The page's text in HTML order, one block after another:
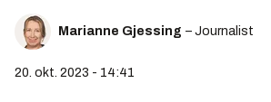
Marianne Gjessing – Journalist
20. okt. 2023 - 14:41